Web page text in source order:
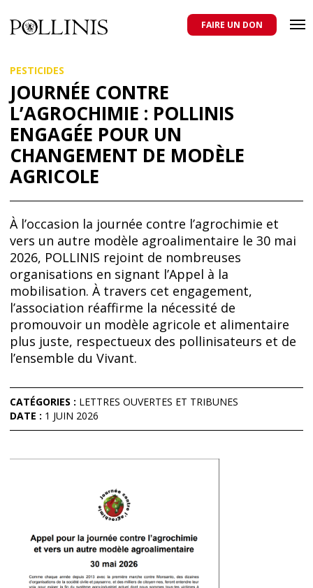
au
contenu
principal
domestiques et sauvages, et pour une agriculture qui respecte tous
les pollinisateurs
FAIRE UN DON
PESTICIDES
JOURNÉE CONTRE
L’AGROCHIMIE : POLLINIS
ENGAGÉE POUR UN
CHANGEMENT DE MODÈLE
AGRICOLE
À l’occasion la journée contre l’agrochimie et
vers un autre modèle agroalimentaire le 30 mai
2026, POLLINIS rejoint de nombreuses
organisations en signant l’Appel à la
mobilisation. À travers cet engagement,
l’association réaffirme la nécessité de
promouvoir un modèle agricole et alimentaire
plus juste, respectueux des pollinisateurs et de
l’ensemble du Vivant.
CATÉGORIES : LETTRES OUVERTES ET TRIBUNES
DATE : 1 JUIN 2026